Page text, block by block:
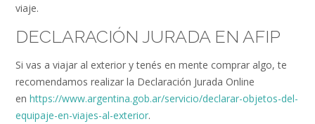
viaje.
DECLARACIÓN JURADA EN AFIP
Si vas a viajar al exterior y tenés en mente comprar algo, te
recomendamos realizar la Declaración Jurada Online
en https://www.argentina.gob.ar/servicio/declarar-objetos-del-
equipaje-en-viajes-al-exterior.